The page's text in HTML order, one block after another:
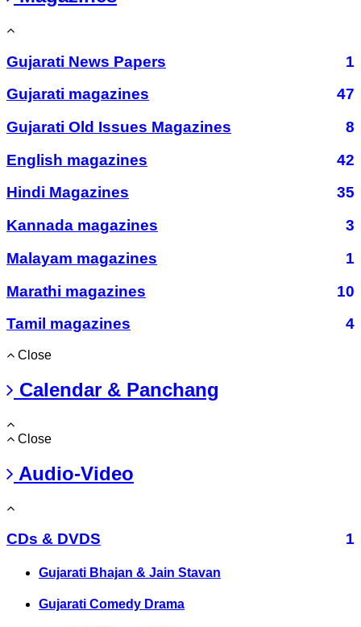
Gujarati News Papers
1
Gujarati magazines
47
Gujarati Old Issues Magazines
8
English magazines
42
Hindi Magazines
35
Kannada magazines
3
Malayam magazines
1
Marathi magazines
10
Tamil magazines
4
Close
Calendar & Panchang
Close
Audio-Video
CDs & DVDS 1
Gujarati Bhajan & Jain Stavan
Gujarati Comedy Drama